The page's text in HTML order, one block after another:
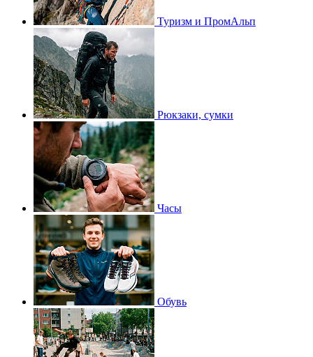
Туризм и ПромАльп
Рюкзаки, сумки
Часы
Обувь